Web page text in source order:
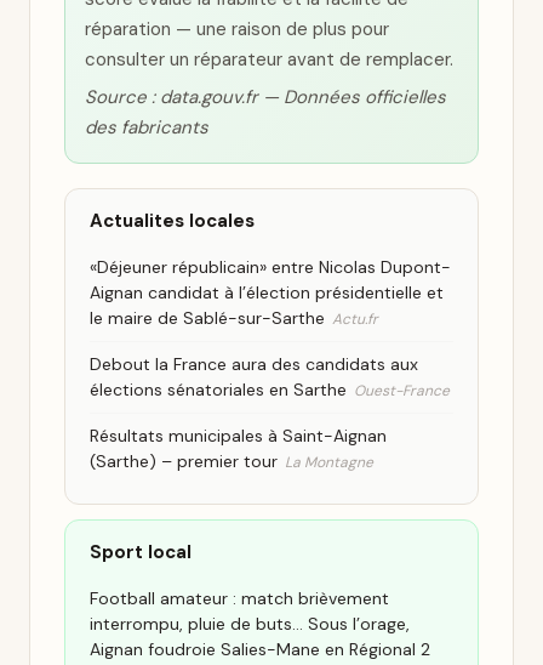
réparation — une raison de plus pour
consulter un réparateur avant de remplacer.
Source : data.gouv.fr — Données officielles
des fabricants
Actualites locales
«Déjeuner républicain» entre Nicolas Dupont-
Aignan candidat à l’élection présidentielle et
le maire de Sablé-sur-Sarthe Actu.fr
Debout la France aura des candidats aux
élections sénatoriales en Sarthe Ouest-France
Résultats municipales à Saint-Aignan
(Sarthe) – premier tour La Montagne
Sport local
Football amateur : match brièvement
interrompu, pluie de buts… Sous l’orage,
Aignan foudroie Salies-Mane en Régional 2